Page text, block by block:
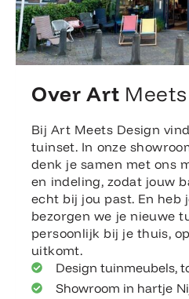
Over Art Meets
Bij Art Meets Design
tuinset. In onze
denk je samen met ons
en indeling, zodat jouw
echt bij jou past. En heb
bezorgen we je nieuwe
persoonlijk bij je thuis,
uitkomt.
Design tuinmeubels,
Showroom in hartje